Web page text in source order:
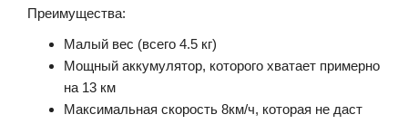
Преимущества:
Малый вес (всего 4.5 кг)
Мощный аккумулятор, которого хватает примерно
на 13 км
Максимальная скорость 8км/ч, которая не даст